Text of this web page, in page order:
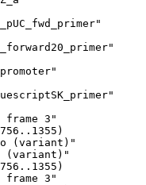
frame 3"
(variant)"
(variant)"
frame 3"